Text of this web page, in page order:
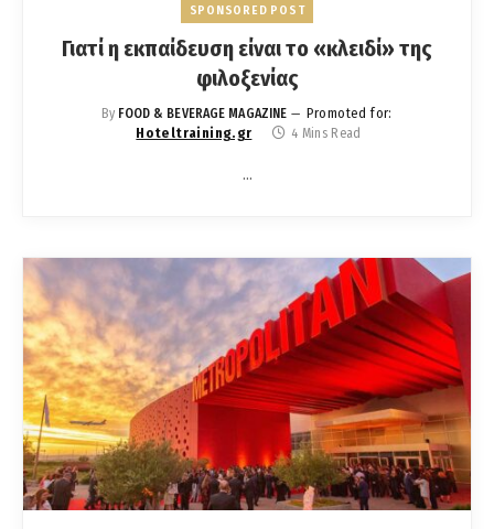
SPONSORED POST
Γιατί η εκπαίδευση είναι το «κλειδί» της
φιλοξενίας
By FOOD & BEVERAGE MAGAZINE
Promoted for:
Hoteltraining.gr
4 Mins Read
…